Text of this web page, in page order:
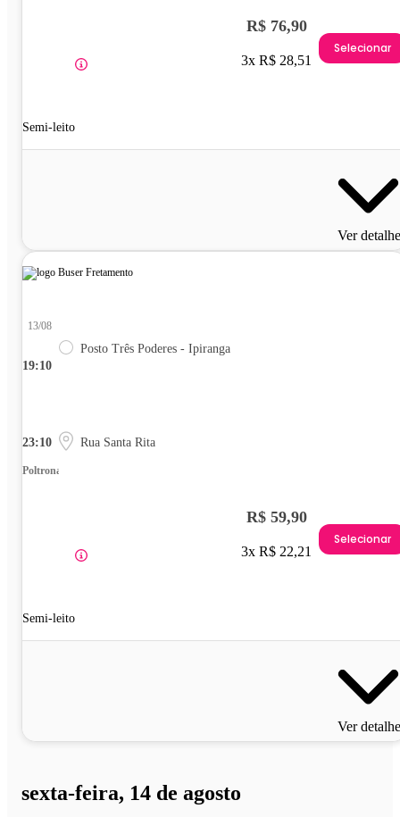
Semi-leito
R$ 76,90
3x R$ 28,51
Selecionar
Ver
19:10
13/08
Posto Três Poderes - Ipiranga
23:10 Rua Santa Rita
Poltrona
Semi-leito
R$ 59,90
3x R$ 22,21
Selecionar
Ver
sexta-feira, 14 de agosto